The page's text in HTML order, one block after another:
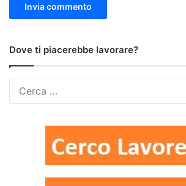
Dove ti piacerebbe lavorare?